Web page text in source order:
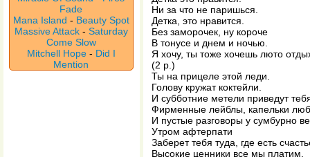
Fade
Mana Island - Beauty Spot
Massive Attack - Saturday
Come Slow
Mitchell Hope - Did I
Mention
Ни за что не паришься.
Детка, это нравится.
Без заморочек, ну короче
В тонусе и днем и ночью.
Я хочу, ты тоже хочешь люто
(2 р.)
Ты на прицеле этой леди.
Голову кружат коктейли.
И субботние метели приведут
Фирменные лейблы, капельки
И пустые разговоры у сумбурно
Утром афтерпати
Заберет тебя туда, где есть
Высокие ценники все мы платим.